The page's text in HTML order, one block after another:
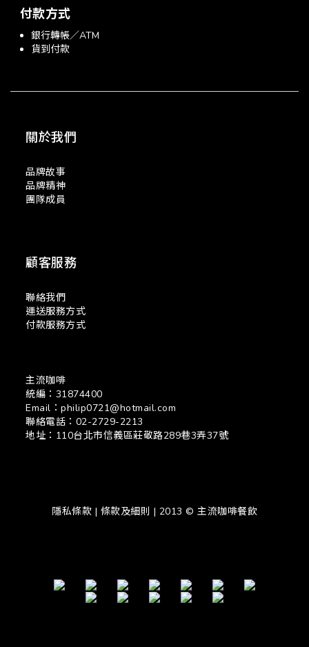
付款方式
銀行轉帳／ATM
貨到付款
關於我們
品牌故事
品牌精神
團隊成員
顧客服務
聯絡我們
運送服務方式
付款服務方式
主流咖啡
統編：31874400
Email：philip0721@hotmail.com
聯絡電話：02-2729-2213
地址：110台北市信義區莊敬路289巷3弄37號
隱私條款 | 條款及細則 | 2013 © 主流咖啡餐飲